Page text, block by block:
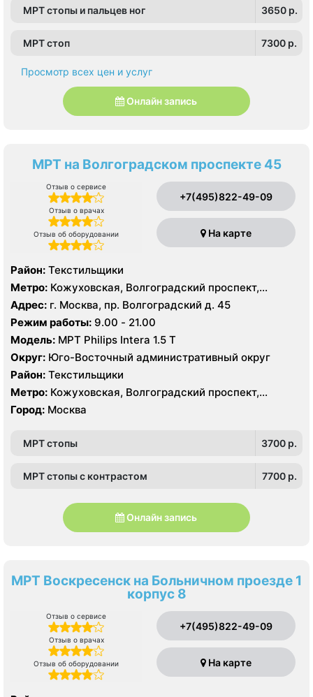
МРТ стопы и пальцев ног 3650 p.
МРТ стоп 7300 p.
Просмотр всех цен и услуг
Онлайн запись
МРТ на Волгоградском проспекте 45
Отзыв о сервисе
Отзыв о врачах
Отзыв об оборудовании
+7(495)822-49-09
На карте
Район: Текстильщики
Метро: Кожуховская, Волгоградский проспект,
Текстильщики
Адрес: г. Москва, пр. Волгоградский д. 45
Режим работы: 9.00 - 21.00
Модель: МРТ Philips Intera 1.5 T
Округ: Юго-Восточный административный округ
Район: Текстильщики
Метро: Кожуховская, Волгоградский проспект,
Текстильщики
Город: Москва
МРТ стопы 3700 p.
МРТ стопы с контрастом 7700 p.
Онлайн запись
МРТ Воскресенск на Больничном проезде 1
корпус 8
Отзыв о сервисе
Отзыв о врачах
Отзыв об оборудовании
+7(495)822-49-09
На карте